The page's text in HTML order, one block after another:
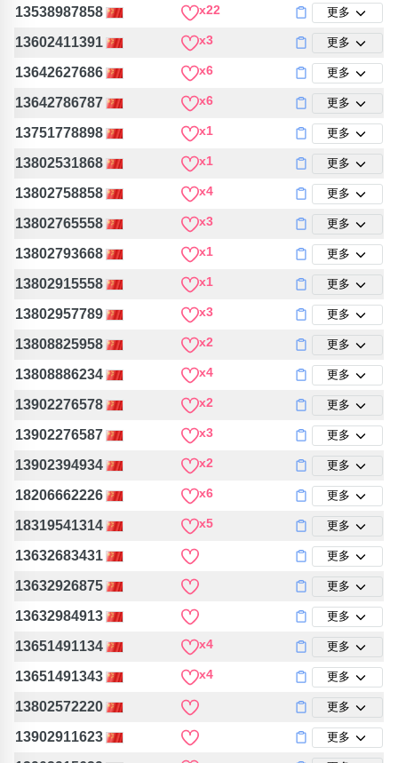
生日分類
清除全部分類
搜尋
13538987858 x22 更多
13602411391 x3 更多
13642627686 x6 更多
13642786787 x6 更多
13751778898 x1 更多
13802531868 x1 更多
13802758858 x4 更多
13802765558 x3 更多
13802793668 x1 更多
13802915558 x1 更多
13802957789 x3 更多
13808825958 x2 更多
13808886234 x4 更多
13902276578 x2 更多
13902276587 x3 更多
13902394934 x2 更多
18206662226 x6 更多
18319541314 x5 更多
13632683431 更多
13632926875 更多
13632984913 更多
13651491134 x4 更多
13651491343 x4 更多
13802572220 更多
13902911623 更多